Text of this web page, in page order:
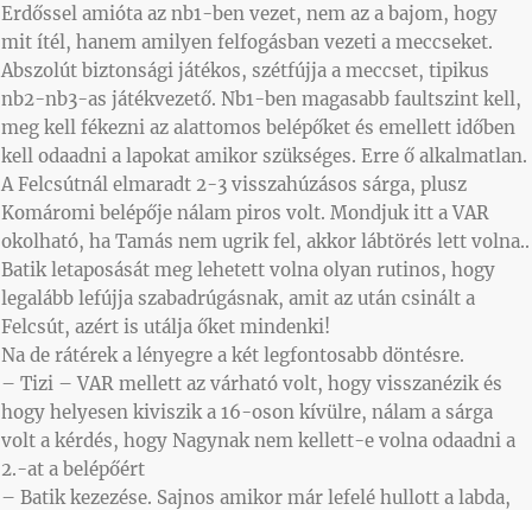
Erdőssel amióta az nb1-ben vezet, nem az a bajom, hogy
mit ítél, hanem amilyen felfogásban vezeti a meccseket.
Abszolút biztonsági játékos, szétfújja a meccset, tipikus
nb2-nb3-as játékvezető. Nb1-ben magasabb faultszint kell,
meg kell fékezni az alattomos belépőket és emellett időben
kell odaadni a lapokat amikor szükséges. Erre ő alkalmatlan.
A Felcsútnál elmaradt 2-3 visszahúzásos sárga, plusz
Komáromi belépője nálam piros volt. Mondjuk itt a VAR
okolható, ha Tamás nem ugrik fel, akkor lábtörés lett volna..
Batik letaposását meg lehetett volna olyan rutinos, hogy
legalább lefújja szabadrúgásnak, amit az után csinált a
Felcsút, azért is utálja őket mindenki!
Na de rátérek a lényegre a két legfontosabb döntésre.
– Tizi – VAR mellett az várható volt, hogy visszanézik és
hogy helyesen kiviszik a 16-oson kívülre, nálam a sárga
volt a kérdés, hogy Nagynak nem kellett-e volna odaadni a
2.-at a belépőért
– Batik kezezése. Sajnos amikor már lefelé hullott a labda,